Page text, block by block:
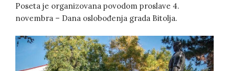
Poseta je organizovana povodom proslave 4.
novembra – Dana oslobođenja grada Bitolja.